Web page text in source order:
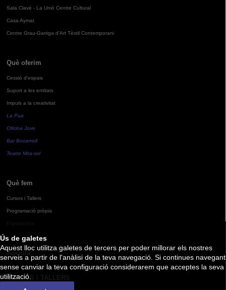
Ús de galetes
Aquest lloc utilitza galetes de tercers per poder millorar els nostres
serveis a partir de l'anàlisi de la teva navegació. Si continues navegant
sense canviar la teva configuració considerarem que acceptes la seva
utilització.
Sala Clavé - La Unió Centre Cultural
Casa Aymat
Centre Grau-Garriga d'Art Tèxtil Contemporani
Què oferim
Cessió d'espais
Suport a les entitats
Impuls a la creativitat
La Pua
Oficina Jove
Bar Bocamoll
Teatre Mira-sol
Què fem
Cursos i Tallers
Programació pròpia
Agenda
CURSOS I TALLERS